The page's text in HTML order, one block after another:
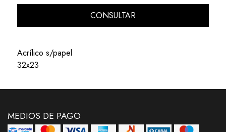
CONSULTAR
Acrílico s/papel
32x23
MEDIOS DE PAGO